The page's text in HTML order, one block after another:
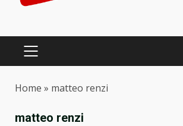
PRIMARY
Home » matteo renzi
matteo renzi